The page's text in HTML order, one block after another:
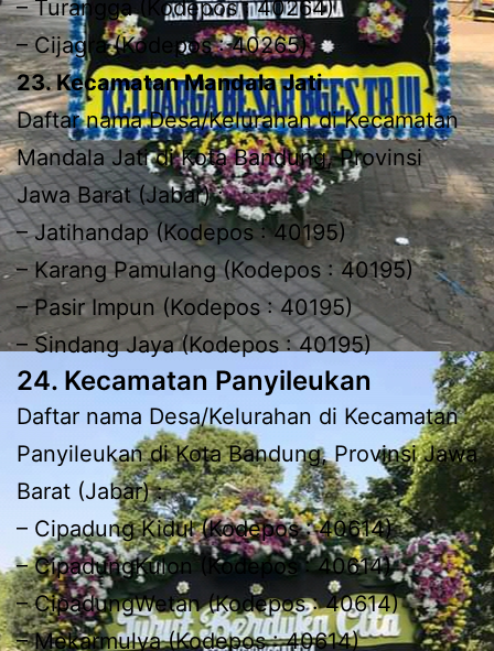
– Turangga (Kodepos : 40264)
– Cijagra (Kodepos : 40265)
23. Kecamatan Mandala Jati
Daftar nama Desa/Kelurahan di Kecamatan
Mandala Jati di Kota Bandung, Provinsi
Jawa Barat (Jabar) :
– Jatihandap (Kodepos : 40195)
– Karang Pamulang (Kodepos : 40195)
– Pasir Impun (Kodepos : 40195)
– Sindang Jaya (Kodepos : 40195)
24. Kecamatan Panyileukan
Daftar nama Desa/Kelurahan di Kecamatan
Panyileukan di Kota Bandung, Provinsi Jawa
Barat (Jabar) :
– Cipadung Kidul (Kodepos : 40614)
– CipadungKulon (Kodepos : 40614)
– CipadungWetan (Kodepos : 40614)
– Mekarmulya (Kodepos : 40614)